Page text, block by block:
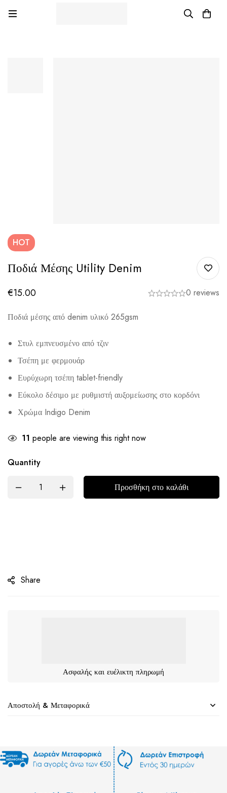
HOT
Ποδιά Μέσης Utility Denim
€15.00 0 reviews
Ποδιά μέσης από denim υλικό 265gsm
Στυλ εμπνευσμένο από τζιν
Τσέπη με φερμουάρ
Ευρύχωρη τσέπη tablet-friendly
Εύκολο δέσιμο με ρυθμιστή αυξομείωσης στο κορδόνι
Χρώμα Indigo Denim
11 people are viewing this right now
Quantity
Προσθήκη στο καλάθι
Share
Ασφαλής και ευέλικτη πληρωμή
Αποστολή & Μεταφορικά